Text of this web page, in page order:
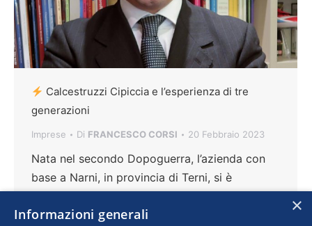
Calcestruzzi Cipiccia e l’esperienza di tre
generazioni
Imprese Di FRANCESCO CORSI 20 Febbraio 2023
Nata nel secondo Dopoguerra, l’azienda con
base a Narni, in provincia di Terni, si è
prevalentemente nel Centro Italia e che
×
Informazioni generali